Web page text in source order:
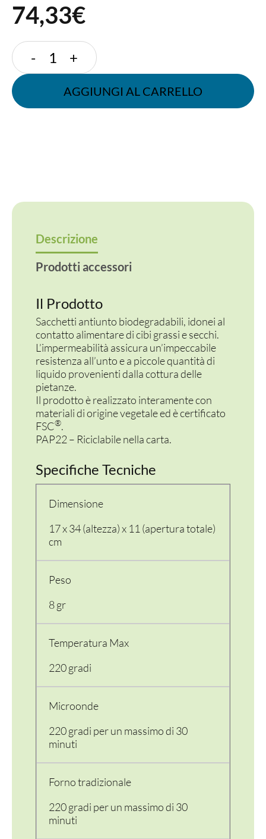
74,33€
-
SACCHETTO
F.TO
17+11x34h
cm
+
AGGIUNGI AL CARRELLO
Descrizione
Prodotti accessori
Il Prodotto
Sacchetti antiunto biodegradabili, idonei al
contatto alimentare di cibi grassi e secchi.
L’impermeabilità assicura un’impeccabile
resistenza all’unto e a piccole quantità di
liquido provenienti dalla cottura delle
pietanze.
Il prodotto è realizzato interamente con
materiali di origine vegetale ed è certificato
FSC®.
PAP22 – Riciclabile nella carta.
Specifiche Tecniche
Dimensione
17 x 34 (altezza) x 11 (apertura totale)
cm
Peso
8 gr
Temperatura Max
220 gradi
Microonde
220 gradi per un massimo di 30
minuti
Forno tradizionale
220 gradi per un massimo di 30
minuti